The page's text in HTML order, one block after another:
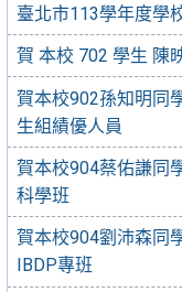
臺北市113學年度學
賀 本校 702 學生 陳
賀本校902孫知明同
生組績優人員
賀本校904蔡佑謙同
科學班
賀本校904劉沛森同
IBDP專班